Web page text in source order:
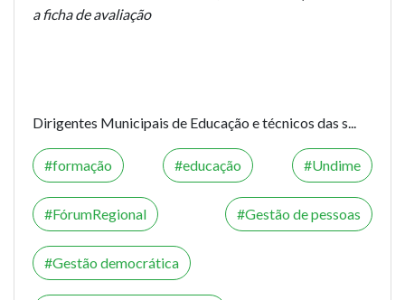
a ficha de avaliação
Dirigentes Municipais de Educação e técnicos das s...
formação educação Undime
FórumRegional Gestão de pessoas
Gestão democrática